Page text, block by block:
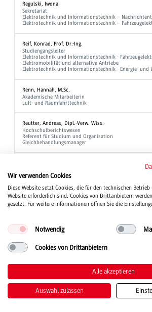
Regulski, Iwona
Sekretariat
Elektrotechnik und Informationstechnik –
Elektrotechnik und Informationstechnik –
Reif, Konrad, Prof. Dr.-Ing.
Studiengangsleiter
Elektrotechnik und Informationstechnik -
Elektromobilität und alternative Antriebe
Elektrotechnik und Informationstechnik - Energie- und
Renn, Hannah, M.Sc.
Akademische Mitarbeiterin
Luft- und Raumfahrttechnik
Reutter, Andreas, Dipl.-Verw. Wiss.
Hochschulberichtswesen
Referent für Studium und Organisation
Gleichbehandlungsmanager
Elektrotechnik und Informationstechnik
Rief, Manfred, Dipl.-Ing. (FH)
Laboringenieur
Rieger, Bernd, Prof. Dr.
BWL - Bank und BWL - Finanzdienstleistungen
Riegger, Chiara
BWL - International Business I
Wir verwenden Cookies
Diese Website setzt Cookies, die für den technischen
Website erforderlich sind. Cookies von Drittanbietern
gesetzt. Für weitere Informationen öffnen Sie die
Notwendig
Cookies von Drittanbietern
Alle akzeptieren
Auswahl zulassen